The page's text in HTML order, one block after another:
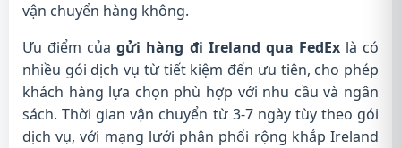
vận chuyển hàng không.
Ưu điểm củagửi hàng đi Ireland qua FedExlà có
nhiều gói dịch vụ từ tiết kiệm đến ưu tiên, cho phép
khách hàng lựa chọn phù hợp với nhu cầu và ngân
sách. Thời gian vận chuyển từ 3-7 ngày tùy theo gói
dịch vụ, với mạng lưới phân phối rộng khắp Ireland